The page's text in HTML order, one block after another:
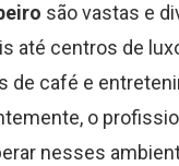
são vastas e
até centros de
de café e
o
nesses